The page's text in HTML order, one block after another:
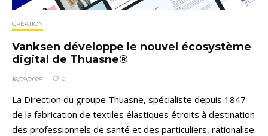
CRÉATION
Vanksen développe le nouvel écosystème
digital de Thuasne®
16/09/2025 · 0
La Direction du groupe Thuasne, spécialiste depuis 1847
de la fabrication de textiles élastiques étroits à destination
des professionnels de santé et des particuliers, rationalise